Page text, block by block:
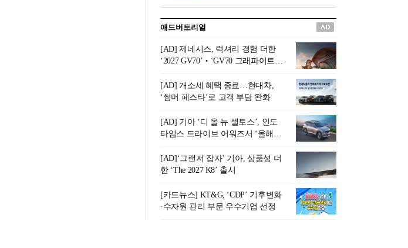
록 고문은 새로운 시각을 제시
0년의 과도기는 지옥이 아니라
정화와 성장의 공간인 ‘은퇴연
옥(Purgatory)’이라는 것이다.
연옥은 고통스럽지만 끝이 있
으며, 준비를 통해 천국으로 나
아갈 수 있는 희망의 장소라고
말한
통 관료 출신으로 한국 금융의
주요 변곡점마다 중요한 역할
을 하고 금융 경영인으로서 큰
족적을 남긴 김 전 회장이 후배
세대에게 전하는 삶의 조언을
담은 인생 노트다.『물처럼 흐
르고 원칙으로 서다』는 단순
한 자서전을 넘어, 실패를 두려
워하지 않는 용기와 자신에 대
한 믿음이 어떻게 삶을 풍요롭
게 만드는지를 보여주는 지혜
의 보고로 평가된다.김용환 전
회장은 “인생의 목표가 크더라
도 조급해하지 말고 작은 것부
터 하나 하나 성취해 나가
라”고 조언한다. 뼈아픈 실패
조차 성공의 뼈대가 된다는 긍
애드버토리얼
[AD] 제네시스, 럭셔리 경험 더한
‘2027 GV70’‧‘GV70 그래파이트’
[AD] 개소세 혜택 종료…현대차,
‘썸머 페스타’로 고객 부담 완화
[AD] 기아 ‘디 올 뉴 셀토스’, 인도
타임스 드라이브 어워즈서 ‘올해의
[AD]‘그랜저 잡자’ 기아, 상품성 더
한 ‘The 2027 K8’ 출시
[카드뉴스] KT&G, ‘CDP’ 기후변화
·수자원 관리 부문 우수기업 선정